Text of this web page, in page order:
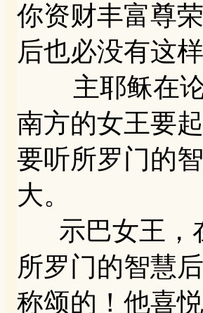
你资财丰富尊
后也必没有这
主耶稣在论
南方的女王要
要听所罗门的
大。
示巴女王，
所罗门的智慧
称颂的！他喜